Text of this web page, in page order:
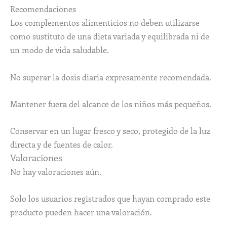
Recomendaciones
Los complementos alimenticios no deben utilizarse
como sustituto de una dieta variada y equilibrada ni de
un modo de vida saludable.
No superar la dosis diaria expresamente recomendada.
Mantener fuera del alcance de los niños más pequeños.
Conservar en un lugar fresco y seco, protegido de la luz
directa y de fuentes de calor.
Valoraciones
No hay valoraciones aún.
Solo los usuarios registrados que hayan comprado este
producto pueden hacer una valoración.